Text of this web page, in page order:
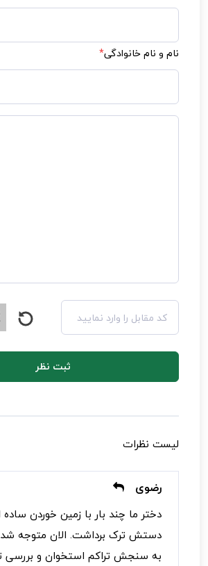
نام و نام خانوادگی*
ثبت نظر
لیست نظرات
رضوی
دختر ما چند بار با زمین خوردن
دستش ترک برداشت. الان متوجه
به سنجش تراکم استخوان و